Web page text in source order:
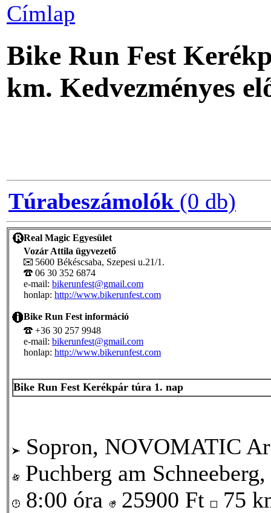
Címlap
Bike Run Fest
km. Kedvezményes
Túrabeszámolók (0 db)
Real Magic Egyesület
Vozár Attila ügyvezető
5600 Békéscsaba, Szepesi u.21/1.
06 30 352 6874
e-mail: bikerunfest@gmail.com
honlap: http://www.bikerunfest.com
Bike Run Fest információ
+36 30 257 9948
e-mail: bikerunfest@gmail.com
honlap: http://www.bikerunfest.com
Bike Run Fest Kerékpár túra 1. nap
Sopron, NOVOMATIC
Puchberg am
8:00 óra
25900 Ft 75